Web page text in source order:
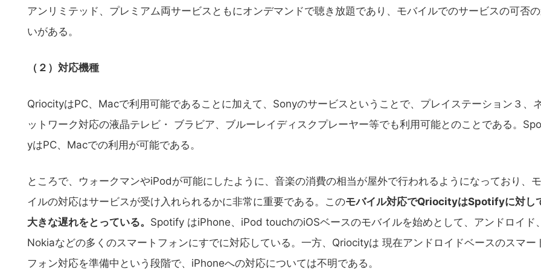
アンリミテッド、プレミアム両サービスともにオンデマンドで聴き放題であり、モバイルでのサービスの可否
いがある。
（２）対応機種
QriocityはPC、Macで利用可能であることに加えて、Sonyのサービスということで、プレイステーション３、
ットワーク対応の液晶テレビ・ ブラビア、ブルーレイディスクプレーヤー等でも利用可能とのことである。
yはPC、Macでの利用が可能である。
ところで、ウォークマンやiPodが可能にしたように、音楽の消費の相当が屋外で行われるようになっており、
イルの対応はサービスが受け入れられるかに非常に重要である。このモバイル対応でQriocityはSpotifyに対し
大きな遅れをとっている。 Spotify はiPhone、iPod touchのiOSベースのモバイルを始めとして、アンドロイド、
Nokiaなどの多くのスマートフォンにすでに対応している。一方、Qriocityは 現在アンドロイドベースのスマー
フォン対応を準備中という段階で、iPhoneへの対応については不明である。